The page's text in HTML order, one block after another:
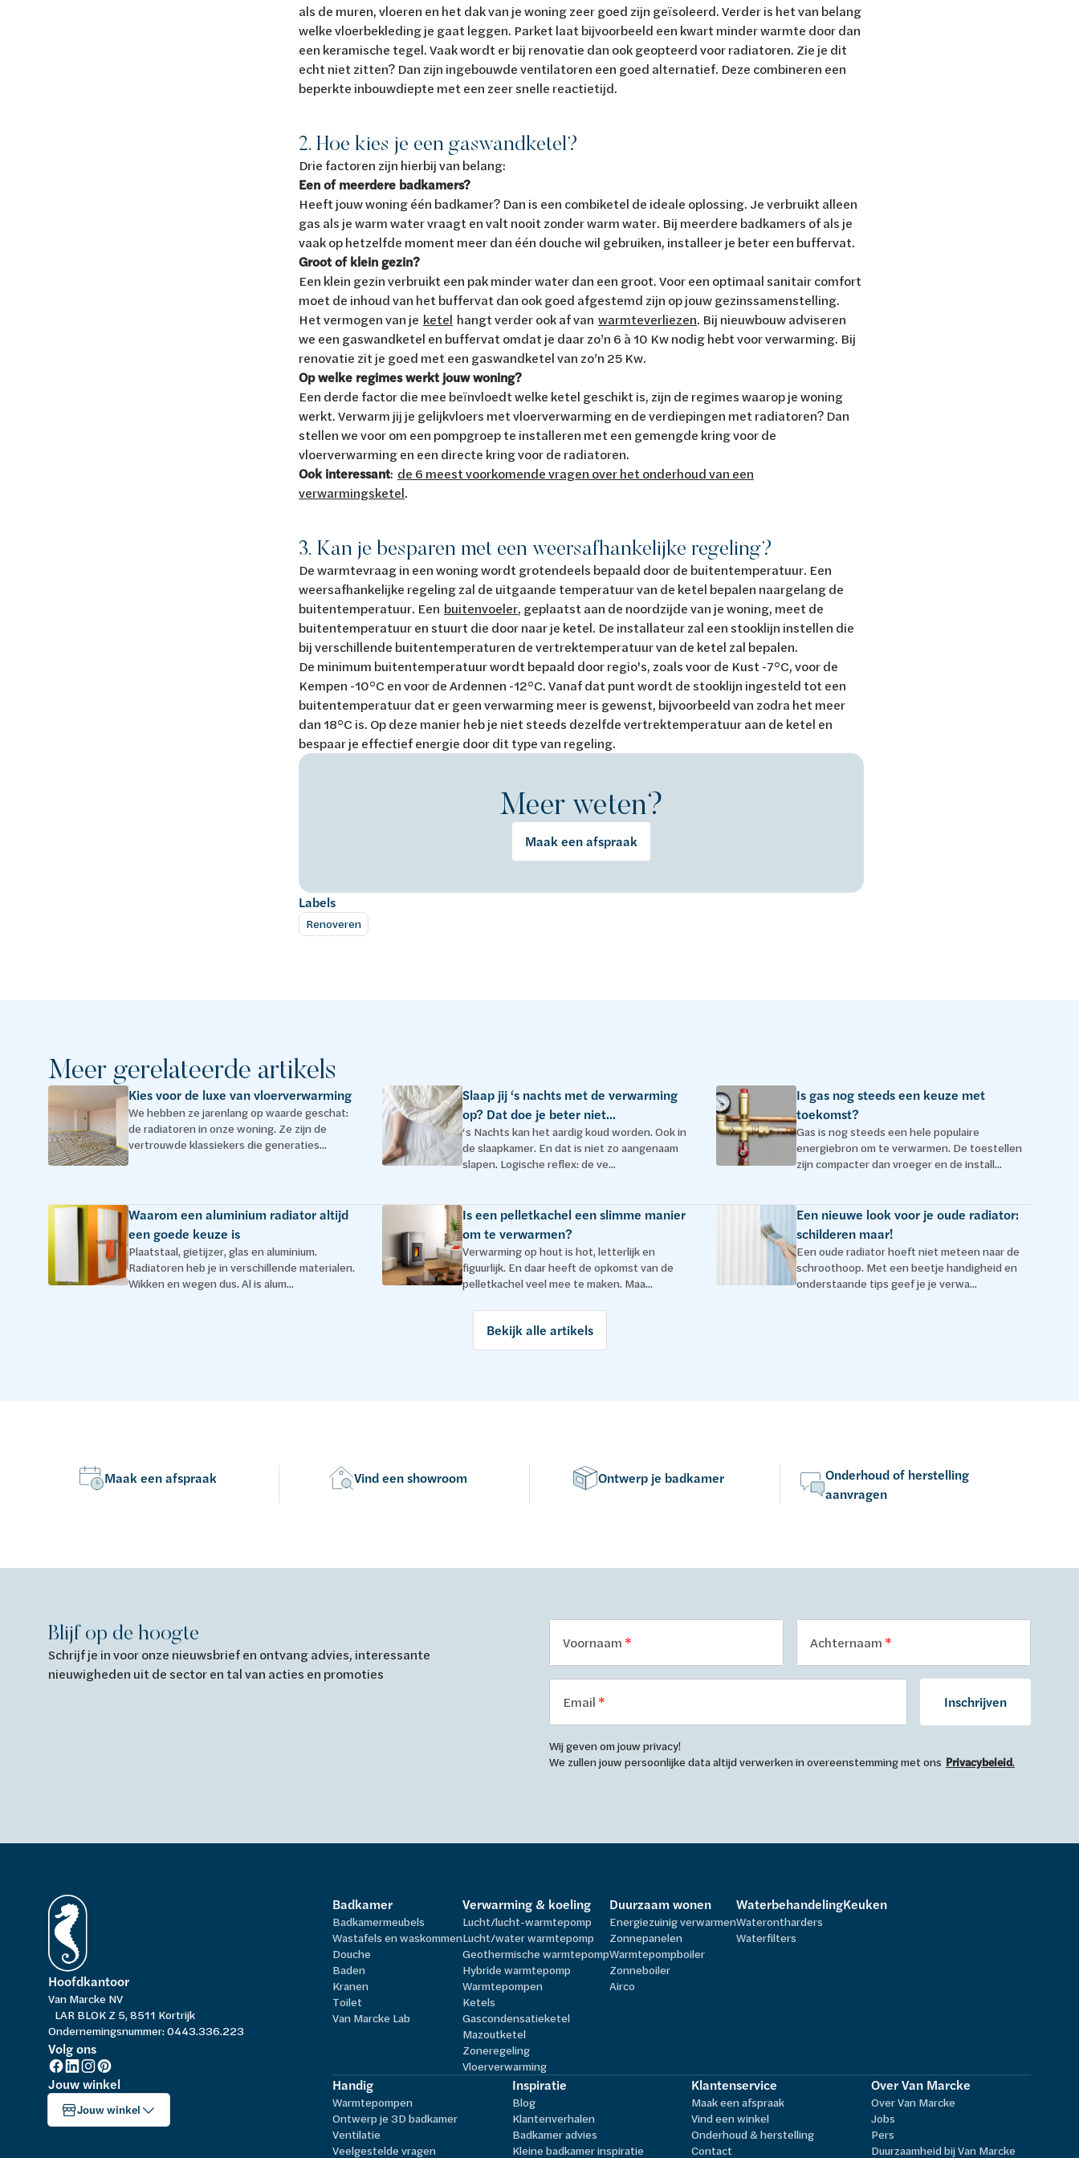
als de muren, vloeren en het dak van je woning zeer goed zijn geïsoleerd. Verder is het van belang
welke vloerbekleding je gaat leggen. Parket laat bijvoorbeeld een kwart minder warmte door dan
een keramische tegel. Vaak wordt er bij renovatie dan ook geopteerd voor radiatoren. Zie je dit
echt niet zitten? Dan zijn ingebouwde ventilatoren een goed alternatief. Deze combineren een
beperkte inbouwdiepte met een zeer snelle reactietijd.
2. Hoe kies je een gaswandketel?
Drie factoren zijn hierbij van belang:
Een of meerdere badkamers?
Heeft jouw woning één badkamer? Dan is een combiketel de ideale oplossing. Je verbruikt alleen
gas als je warm water vraagt en valt nooit zonder warm water. Bij meerdere badkamers of als je
vaak op hetzelfde moment meer dan één douche wil gebruiken, installeer je beter een buffervat.
Groot of klein gezin?
Een klein gezin verbruikt een pak minder water dan een groot. Voor een optimaal sanitair comfort
moet de inhoud van het buffervat dan ook goed afgestemd zijn op jouw gezinssamenstelling.
Het vermogen van je ketel hangt verder ook af van warmteverliezen. Bij nieuwbouw adviseren
we een gaswandketel en buffervat omdat je daar zo’n 6 à 10 Kw nodig hebt voor verwarming. Bij
renovatie zit je goed met een gaswandketel van zo’n 25 Kw.
Op welke regimes werkt jouw woning?
Een derde factor die mee beïnvloedt welke ketel geschikt is, zijn de regimes waarop je woning
werkt. Verwarm jij je gelijkvloers met vloerverwarming en de verdiepingen met radiatoren? Dan
stellen we voor om een pompgroep te installeren met een gemengde kring voor de
vloerverwarming en een directe kring voor de radiatoren.
Ook interessant: de 6 meest voorkomende vragen over het onderhoud van een
verwarmingsketel.
3. Kan je besparen met een weersafhankelijke regeling?
De warmtevraag in een woning wordt grotendeels bepaald door de buitentemperatuur. Een
weersafhankelijke regeling zal de uitgaande temperatuur van de ketel bepalen naargelang de
buitentemperatuur. Een buitenvoeler, geplaatst aan de noordzijde van je woning, meet de
buitentemperatuur en stuurt die door naar je ketel. De installateur zal een stooklijn instellen die
bij verschillende buitentemperaturen de vertrektemperatuur van de ketel zal bepalen.
De minimum buitentemperatuur wordt bepaald door regio's, zoals voor de Kust -7°C, voor de
Kempen -10°C en voor de Ardennen -12°C. Vanaf dat punt wordt de stooklijn ingesteld tot een
buitentemperatuur dat er geen verwarming meer is gewenst, bijvoorbeeld van zodra het meer
dan 18°C is. Op deze manier heb je niet steeds dezelfde vertrektemperatuur aan de ketel en
bespaar je effectief energie door dit type van regeling.
Meer weten?
Maak een afspraak
Labels
Renoveren
Meer gerelateerde artikels
Kies voor de luxe van vloerverwarming
We hebben ze jarenlang op waarde geschat:
de radiatoren in onze woning. Ze zijn de
vertrouwde klassiekers die generaties...
Slaap jij ‘s nachts met de verwarming
op? Dat doe je beter niet...
‘s Nachts kan het aardig koud worden. Ook in
de slaapkamer. En dat is niet zo aangenaam
slapen. Logische reflex: de ve...
Is gas nog steeds een keuze met
toekomst?
Gas is nog steeds een hele populaire
energiebron om te verwarmen. De toestellen
zijn compacter dan vroeger en de install...
Waarom een aluminium radiator altijd
een goede keuze is
Plaatstaal, gietijzer, glas en aluminium.
Radiatoren heb je in verschillende materialen.
Wikken en wegen dus. Al is alum...
Is een pelletkachel een slimme manier
om te verwarmen?
Verwarming op hout is hot, letterlijk en
figuurlijk. En daar heeft de opkomst van de
pelletkachel veel mee te maken. Maa...
Een nieuwe look voor je oude radiator:
schilderen maar!
Een oude radiator hoeft niet meteen naar de
schroothoop. Met een beetje handigheid en
onderstaande tips geef je je verwa...
Bekijk alle artikels
Maak een afspraak Vind een showroom Ontwerp je badkamer
Onderhoud of herstelling
aanvragen
Blijf op de hoogte
Schrijf je in voor onze nieuwsbrief en ontvang advies, interessante
nieuwigheden uit de sector en tal van acties en promoties
Voornaam Achternaam
Email Inschrijven
Wij geven om jouw privacy!
We zullen jouw persoonlijke data altijd verwerken in overeenstemming met ons Privacybeleid.
Hoofdkantoor
Van Marcke NV
LAR BLOK Z 5, 8511 Kortrijk
Ondernemingsnummer: 0443.336.223
Volg ons
Jouw winkel
Jouw winkel
Badkamer
Badkamermeubels
Wastafels en waskommen
Douche
Baden
Kranen
Toilet
Van Marcke Lab
Verwarming & koeling
Lucht/lucht-warmtepomp
Lucht/water warmtepomp
Geothermische warmtepomp
Hybride warmtepomp
Warmtepompen
Ketels
Gascondensatieketel
Mazoutketel
Zoneregeling
Vloerverwarming
Duurzaam wonen
Energiezuinig verwarmen
Zonnepanelen
Warmtepompboiler
Zonneboiler
Airco
Waterbehandeling
Waterontharders
Waterfilters
Keuken
Handig
Warmtepompen
Ontwerp je 3D badkamer
Ventilatie
Veelgestelde vragen
Inspiratie
Blog
Klantenverhalen
Badkamer advies
Kleine badkamer inspiratie
Klantenservice
Maak een afspraak
Vind een winkel
Onderhoud & herstelling
Contact
Over Van Marcke
Over Van Marcke
Jobs
Pers
Duurzaamheid bij Van Marcke